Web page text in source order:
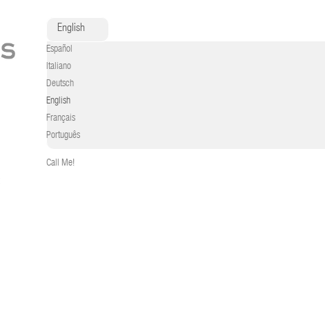
English
Español
Italiano
Deutsch
English
Français
Português
Call Me!